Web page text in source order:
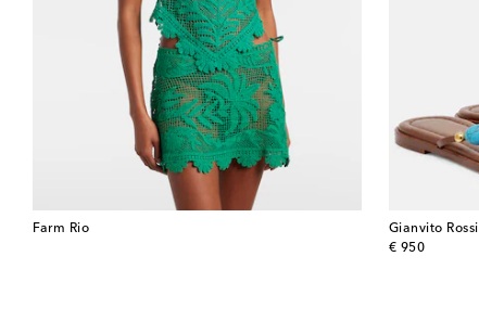
Farm Rio
Gianvito Rossi
€ 950
original price